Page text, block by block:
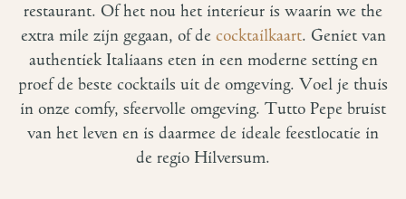
restaurant. Of het nou het interieur is waarin we the
extra mile zijn gegaan, of de cocktailkaart. Geniet van
authentiek Italiaans eten in een moderne setting en
proef de beste cocktails uit de omgeving. Voel je thuis
in onze comfy, sfeervolle omgeving. Tutto Pepe bruist
van het leven en is daarmee de ideale feestlocatie in
de regio Hilversum.